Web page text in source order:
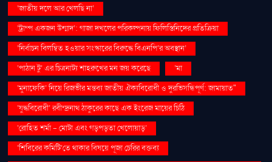
‘জাতীয় দলে আর খেলছি না’
‘ট্রাম্প একজন উন্মাদ’: গাজা দখলের পরিকল্পনায় ফিলিস্তিনিদের প্রতিক্রিয়া
‘নির্বাচন বিলম্বিত হওয়ার সংস্কারের বিরুদ্ধে বিএনপি’র অবস্থান’
‘পাঠান টু’ এর চিত্রনাট্য শাহরুখের মন জয় করেছে
‘মা
‘মুনাফেকি’ নিয়ে রিজভীর মন্তব্য জাতীয় ঐক্যবিরোধী ও দুরভিসন্ধিপূর্ণ: জামায়াত"
‘যুদ্ধবিরোধী’ রবীন্দ্রনাথ ঠাকুরের কাছে এক ইংরেজ মায়ের চিঠি
‘রোহিত শর্মা - মোটা এবং গড়পড়তা খেলোয়াড়’
‘শিবিরের কমিটি’তে থাকার বিষয়ে পূজা চেরির বক্তব্য